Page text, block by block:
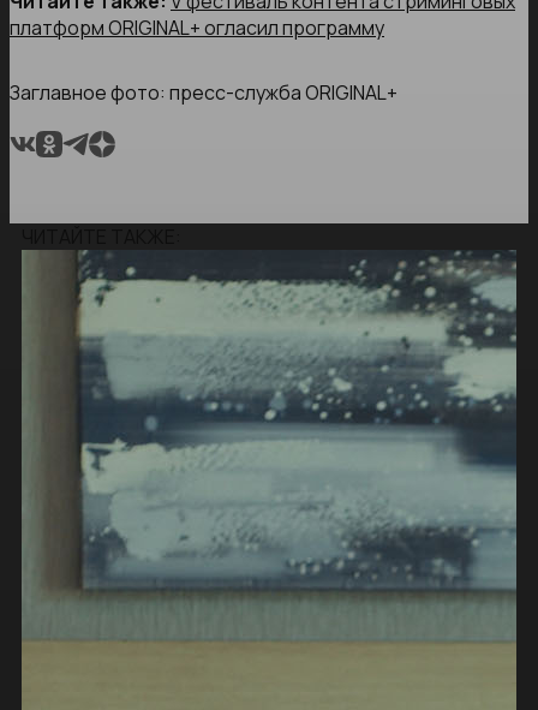
платформ ORIGINAL+ огласил программу
Заглавное фото: пресс-служба ORIGINAL+